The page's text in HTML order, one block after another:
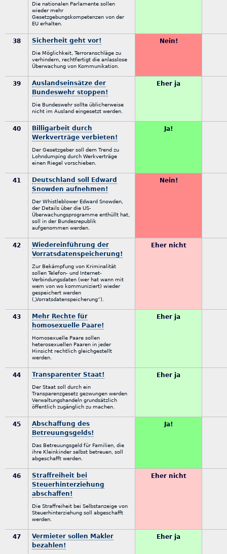
Die nationalen Parlamente sollen
wieder mehr
Gesetzgebungskompetenzen von der
EU erhalten.
38 Sicherheit geht vor!
Die Möglichkeit, Terroranschläge zu
verhindern, rechtfertigt die anlasslose
Überwachung von Kommunikation.
Nein!
39
Auslandseinsätze der
Bundeswehr stoppen!
Die Bundeswehr sollte üblicherweise
nicht im Ausland eingesetzt werden.
Eher ja
40
Billigarbeit durch
Werkverträge verbieten!
Der Gesetzgeber soll dem Trend zu
Lohndumping durch Werkverträge
einen Riegel vorschieben.
Ja!
41
Deutschland soll Edward
Snowden aufnehmen!
Der Whistleblower Edward Snowden,
der Details über die US-
Überwachungsprogramme enthüllt hat,
soll in der Bundesrepublik
aufgenommen werden.
Nein!
42
Wiedereinführung der
Vorratsdatenspeicherung!
Zur Bekämpfung von Kriminalität
sollen Telefon- und Internet-
Verbindungsdaten (wer hat wann mit
wem von wo kommuniziert) wieder
gespeichert werden
(„Vorratsdatenspeicherung“).
Eher nicht
43
Mehr Rechte für
homosexuelle Paare!
Homosexuelle Paare sollen
heterosexuellen Paaren in jeder
Hinsicht rechtlich gleichgestellt
werden.
Eher ja
44 Transparenter Staat!
Der Staat soll durch ein
Transparenzgesetz gezwungen werden
Verwaltungshandeln grundsätzlich
öffentlich zugänglich zu machen.
Eher ja
45
Abschaffung des
Betreuungsgelds!
Das Betreuungsgeld für Familien, die
ihre Kleinkinder selbst betreuen, soll
abgeschafft werden.
Ja!
46
Straffreiheit bei
Steuerhinterziehung
abschaffen!
Die Straffreiheit bei Selbstanzeige von
Steuerhinterziehung soll abgeschafft
werden.
Eher nicht
47
Vermieter sollen Makler
bezahlen!
Eher ja